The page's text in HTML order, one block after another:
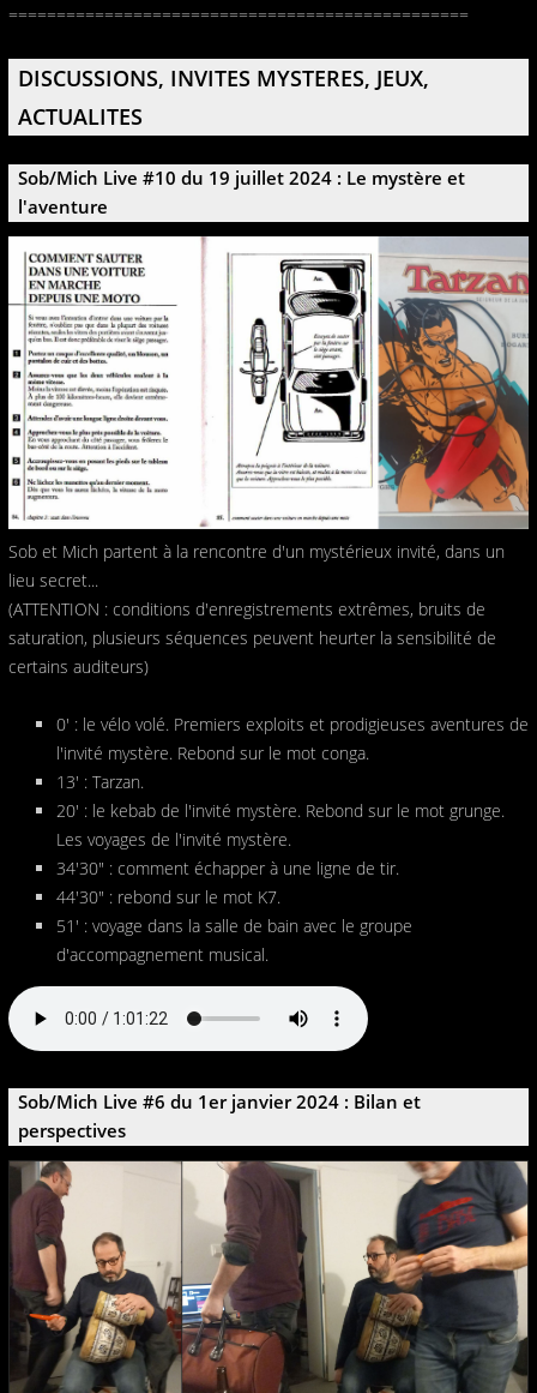
================================================
DISCUSSIONS, INVITES MYSTERES, JEUX,
ACTUALITES
Sob/Mich Live #10 du 19 juillet 2024 : Le mystère et
l'aventure
Sob et Mich partent à la rencontre d'un mystérieux invité, dans un
lieu secret...
(ATTENTION : conditions d'enregistrements extrêmes, bruits de
saturation, plusieurs séquences peuvent heurter la sensibilité de
certains auditeurs)
0' : le vélo volé. Premiers exploits et prodigieuses aventures de
l'invité mystère. Rebond sur le mot conga.
13' : Tarzan.
20' : le kebab de l'invité mystère. Rebond sur le mot grunge.
Les voyages de l'invité mystère.
34'30" : comment échapper à une ligne de tir.
44'30" : rebond sur le mot K7.
51' : voyage dans la salle de bain avec le groupe
d'accompagnement musical.
Sob/Mich Live #6 du 1er janvier 2024 : Bilan et
perspectives